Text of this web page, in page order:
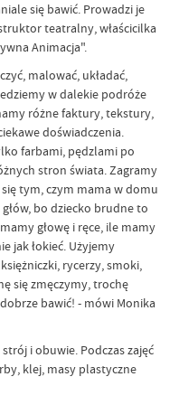
się bawić. Prowadzi je
teatralny, właścicilka
Animacja".
malować, układać,
w dalekie podróże
różne faktury, tekstury,
doświadczenia.
farbami, pędzlami po
stron świata. Zagramy
tym, czym mama w domu
bo dziecko brudne to
głowę i ręce, ile mamy
jak łokieć. Użyjemy
rycerzy, smoki,
się zmęczymy, trochę
bawić! - mówi Monika
i obuwie. Podczas zajęć
klej, masy plastyczne